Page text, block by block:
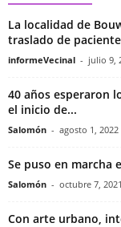
La localidad de
traslado de
informeVecinal - julio 9,
40 años esperaron
el inicio de...
Salomón - agosto 1, 2022
Se puso en marcha
Salomón - octubre 7, 2021
Con arte urbano,